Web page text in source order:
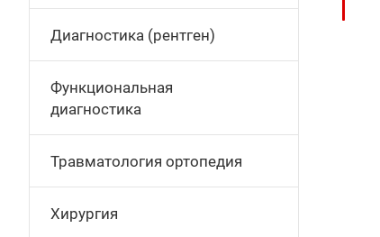
Диагностика (рентген)
Функциональная
диагностика
Травматология ортопедия
Хирургия